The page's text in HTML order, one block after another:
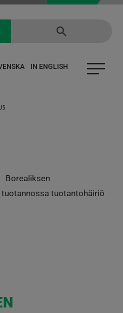
IN ENGLISH
Borealiksen
tuotannossa tuotantohäiriö